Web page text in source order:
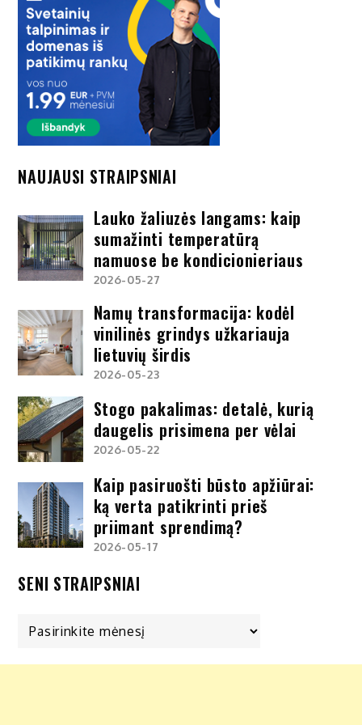
NAUJAUSI STRAIPSNIAI
Lauko žaliuzės langams: kaip
sumažinti temperatūrą
namuose be kondicionieriaus
2026-05-27
Namų transformacija: kodėl
vinilinės grindys užkariauja
lietuvių širdis
2026-05-23
Stogo pakalimas: detalė, kurią
daugelis prisimena per vėlai
2026-05-22
Kaip pasiruošti būsto apžiūrai:
ką verta patikrinti prieš
priimant sprendimą?
2026-05-17
SENI STRAIPSNIAI